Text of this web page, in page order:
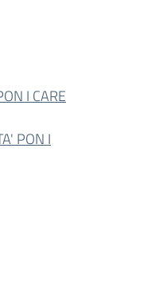
I CARE
PON I